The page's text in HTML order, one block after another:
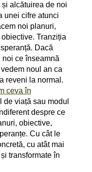
alcătuirea de noi
unei cifre atunci
noi planuri,
Tranziția
Dacă
noi ce înseamnă
noul an ca
reveni la normal.
ceva în
de viață sau modul
despre ce
obiective,
Cu cât le
cu atât mai
transformate în